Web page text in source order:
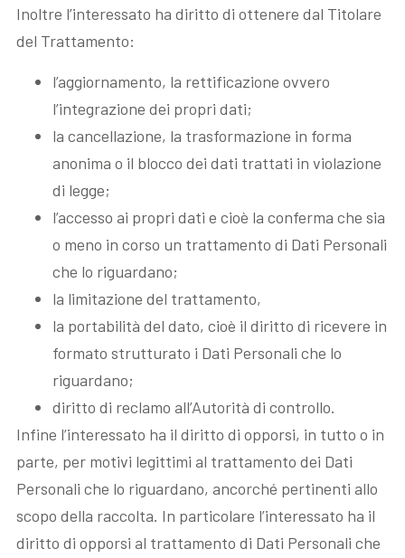
Inoltre l’interessato ha diritto di ottenere dal Titolare
del Trattamento:
l’aggiornamento, la rettificazione ovvero
l’integrazione dei propri dati;
la cancellazione, la trasformazione in forma
anonima o il blocco dei dati trattati in violazione
di legge;
l’accesso ai propri dati e cioè la conferma che sia
o meno in corso un trattamento di Dati Personali
che lo riguardano;
la limitazione del trattamento,
la portabilità del dato, cioè il diritto di ricevere in
formato strutturato i Dati Personali che lo
riguardano;
diritto di reclamo all’Autorità di controllo.
Infine l’interessato ha il diritto di opporsi, in tutto o in
parte, per motivi legittimi al trattamento dei Dati
Personali che lo riguardano, ancorché pertinenti allo
scopo della raccolta. In particolare l’interessato ha il
diritto di opporsi al trattamento di Dati Personali che